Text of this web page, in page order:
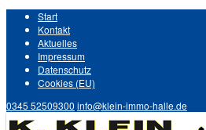
Start
Kontakt
Aktuelles
Impressum
Datenschutz
Cookies (EU)
0345 52509300 info@klein-immo-halle.de